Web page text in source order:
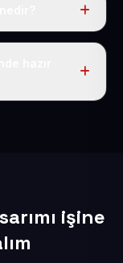
Bu bedele alan
işine